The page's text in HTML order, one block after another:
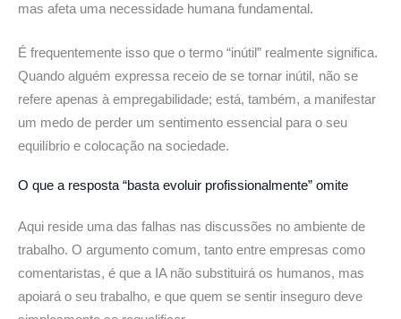
mas afeta uma necessidade humana fundamental.
É frequentemente isso que o termo “inútil” realmente significa.
Quando alguém expressa receio de se tornar inútil, não se
refere apenas à empregabilidade; está, também, a manifestar
um medo de perder um sentimento essencial para o seu
equilíbrio e colocação na sociedade.
O que a resposta “basta evoluir profissionalmente” omite
Aqui reside uma das falhas nas discussões no ambiente de
trabalho. O argumento comum, tanto entre empresas como
comentaristas, é que a IA não substituirá os humanos, mas
apoiará o seu trabalho, e que quem se sentir inseguro deve